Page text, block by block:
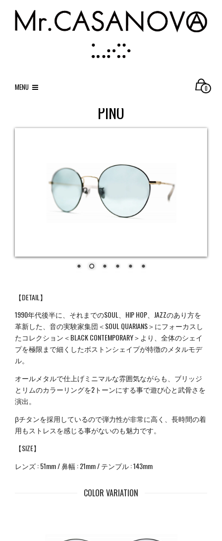
MENU 0
PINO
【DETAIL】
1990年代後半に、それまでのSOUL、HIP HOP、JAZZのあり方を
革新した、音の実験家集団＜SOUL QUARIANS＞にフォーカスし
たコレクション＜BLACK CONTEMPORARY＞より、全体のシェイ
プを極限まで細くしたボストンシェイプが特徴のメタルモデ
ル。
オールメタルで仕上げミニマルな雰囲気ながらも、ブリッジ
とリムのカラーリングを2トーンにする事で遊び心と武骨さを
演出。
βチタンを採用しているので弾力性が非常に高く、長時間の着
用もストレスを感じる事がないのも魅力です。
【SIZE】
レンズ : 51mm / 鼻幅 : 21mm / テンプル : 143mm
COLOR VARIATION